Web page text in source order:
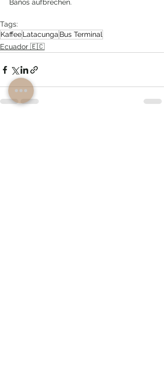
Baños aufbrechen.
Tags:
KaffeeLatacunga Bus Terminal
Ecuador 🇪🇨